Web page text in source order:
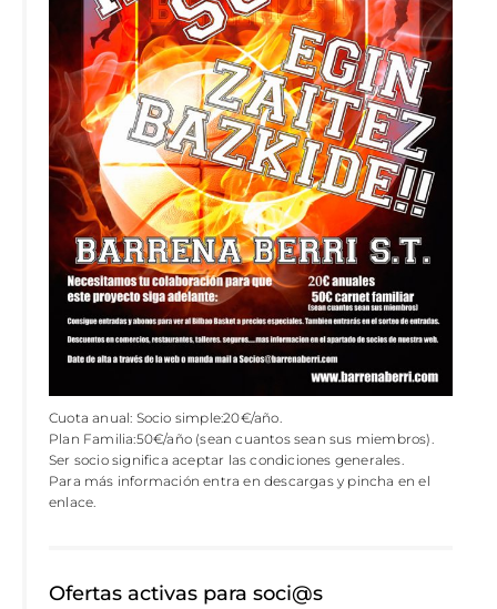
Cuota anual: Socio simple:20€/año.
Plan Familia:50€/año (sean cuantos sean sus miembros).
Ser socio significa aceptar las condiciones generales.
Para más información entra en descargas y pincha en el
enlace.
Ofertas activas para soci@s